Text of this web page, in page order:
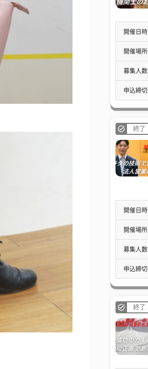
開催日時
開催場所
募集人数
申込締切
終了
開催日時
開催場所
募集人数
申込締切
終了